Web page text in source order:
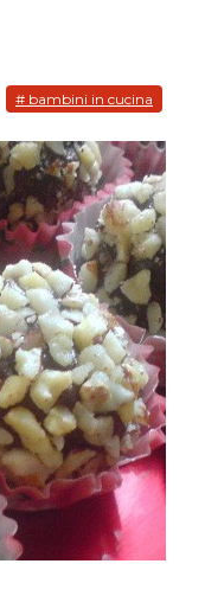
# bambini in cucina